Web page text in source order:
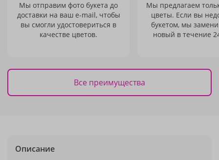
Мы отправим фото букета до
доставки на ваш e-mail, чтобы
вы смогли удостовериться в
качестве цветов.
Мы предлагаем
цветы. Если вы
букетом, мы
новый в течение
Все преимущества
Описание